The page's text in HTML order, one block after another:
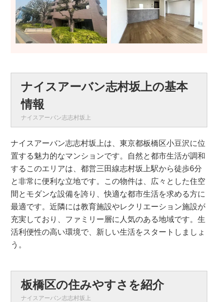
ナイスアーバン志村坂上の基本
情報
ナイスアーバン志志村坂上
ナイスアーバン志志村坂上は、東京都板橋区小豆沢に位
置する魅力的なマンションです。自然と都市生活が調和
するこのエリアは、都営三田線志村坂上駅から徒歩6分
と非常に便利な立地です。この物件は、広々とした住空
間とモダンな設備を誇り、快適な都市生活を求める方に
最適です。近隣には教育施設やレクリエーション施設が
充実しており、ファミリー層に人気のある地域です。生
活利便性の高い環境で、新しい生活をスタートしましょ
う。
板橋区の住みやすさを紹介
ナイスアーバン志志村坂上